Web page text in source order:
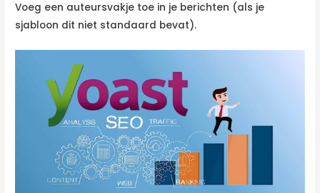
Voeg een auteursvakje toe in je berichten (als je
sjabloon dit niet standaard bevat).